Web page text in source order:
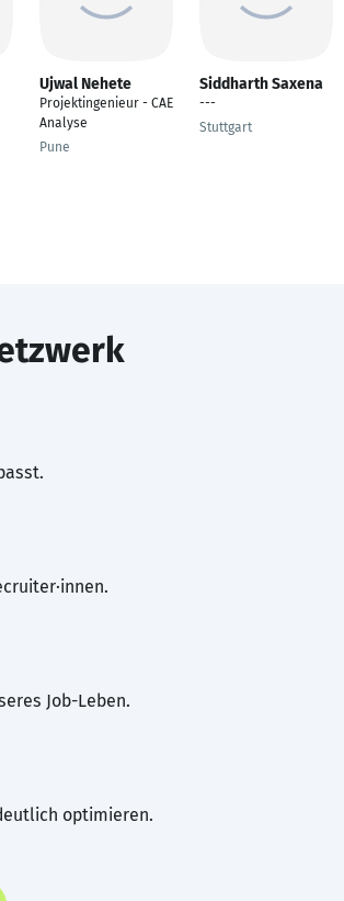
Ujwal Nehete
Projektingenieur - CAE
Analyse
Pune
Siddharth Saxena
---
Stuttgart
Job-Leben.
optimieren.